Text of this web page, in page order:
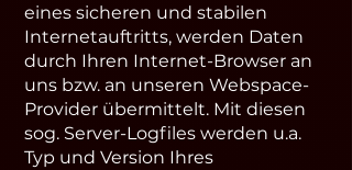
eines sicheren und stabilen
Internetauftritts, werden Daten
durch Ihren Internet-Browser an
uns bzw. an unseren Webspace-
Provider übermittelt. Mit diesen
sog. Server-Logfiles werden u.a.
Typ und Version Ihres